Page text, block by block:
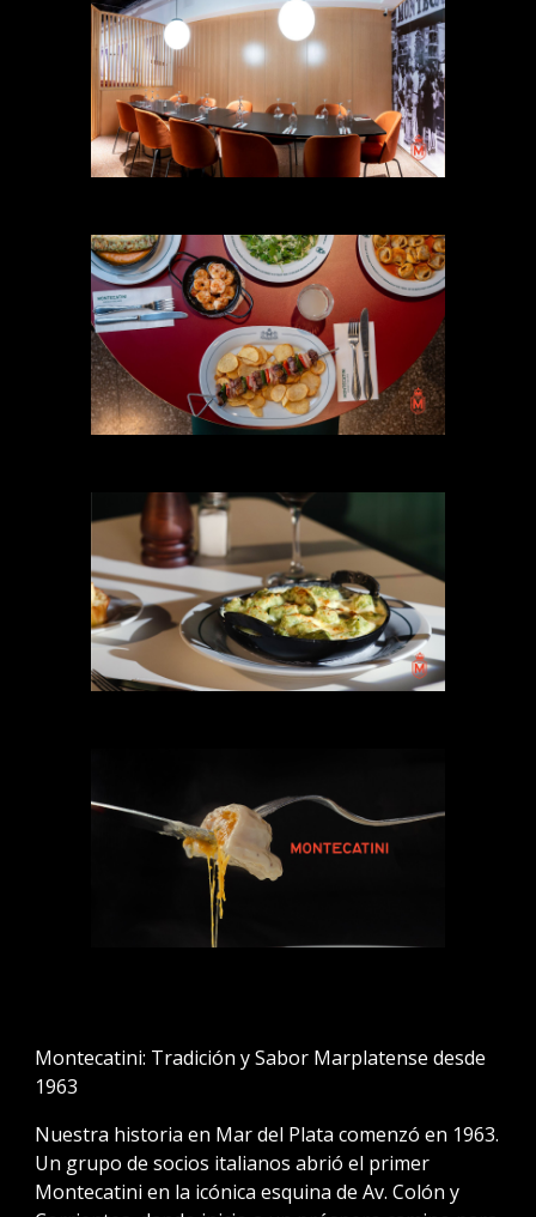
Montecatini: Tradición y Sabor Marplatense desde
1963
Nuestra historia en Mar del Plata comenzó en 1963.
Un grupo de socios italianos abrió el primer
Montecatini en la icónica esquina de Av. Colón y